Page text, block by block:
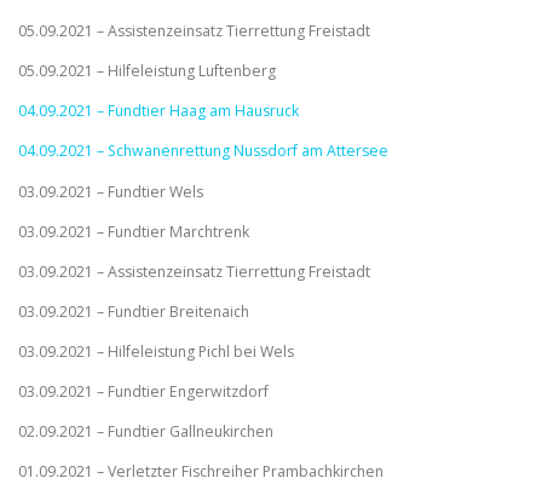
05.09.2021 – Assistenzeinsatz Tierrettung Freistadt
05.09.2021 – Hilfeleistung Luftenberg
04.09.2021 – Fundtier Haag am Hausruck
04.09.2021 – Schwanenrettung Nussdorf am Attersee
03.09.2021 – Fundtier Wels
03.09.2021 – Fundtier Marchtrenk
03.09.2021 – Assistenzeinsatz Tierrettung Freistadt
03.09.2021 – Fundtier Breitenaich
03.09.2021 – Hilfeleistung Pichl bei Wels
03.09.2021 – Fundtier Engerwitzdorf
02.09.2021 – Fundtier Gallneukirchen
01.09.2021 – Verletzter Fischreiher Prambachkirchen